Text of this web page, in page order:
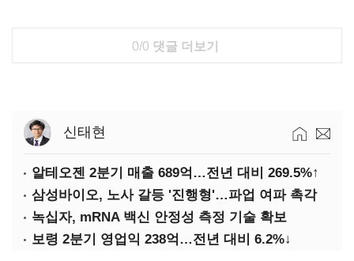
0/0 댓글 더보기
신태현
알테오젠 2분기 매출 689억…전년 대비 269.5%↑
삼성바이오, 노사 갈등 '진행형'…파업 여파 촉각
녹십자, mRNA 백신 안정성 측정 기술 확보
보령 2분기 영업익 238억…전년 대비 6.2%↓